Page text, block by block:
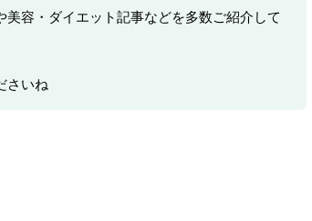
容・ダイエット記事などを多数ご紹介して
さいね